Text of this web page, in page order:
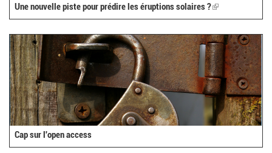
Une nouvelle piste pour prédire les éruptions solaires ?(link
is
Cap sur l'open access